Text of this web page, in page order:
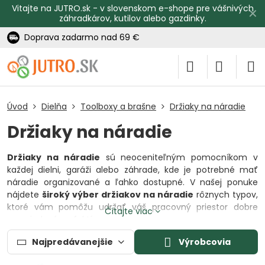
✕
Vitajte na JUTRO.sk - v slovenskom e-shope pre vášnivých
záhradkárov, kutilov alebo gazdinky.
Doprava zadarmo nad 69 €
Úvod Dielňa Toolboxy a brašne Držiaky na náradie
Držiaky na náradie
Držiaky na náradie sú neoceniteľným pomocníkom v
každej dielni, garáži alebo záhrade, kde je potrebné mať
náradie organizované a ľahko dostupné. V našej ponuke
nájdete široký výber držiakov na náradie rôznych typov,
ktoré vám pomôžu udržať váš pracovný priestor dobre
Nástenné držiaky na náradie
sú ideálnym riešením pre
organizáciu vašich nástrojov anáradia na stene, čím
Čítajte viac
Najpredávanejšie Výrobcovia